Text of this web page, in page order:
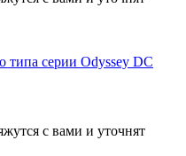
типа серии Odyssey DC
с вами и уточнят